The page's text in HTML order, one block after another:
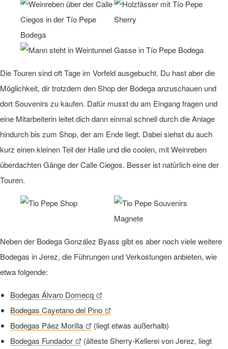
Die Touren sind oft Tage im Vorfeld ausgebucht. Du hast aber die
Möglichkeit, dir trotzdem den Shop der Bodega anzuschauen und
dort Souvenirs zu kaufen. Dafür musst du am Eingang fragen und
eine Mitarbeiterin leitet dich dann einmal schnell durch die Anlage
hindurch bis zum Shop, der am Ende liegt. Dabei siehst du auch
kurz einen kleinen Teil der Halle und die coolen, mit Weinreben
überdachten Gänge der Calle Ciegos. Besser ist natürlich eine der
Touren.
Neben der Bodega González Byass gibt es aber noch viele weitere
Bodegas in Jerez, die Führungen und Verkostungen anbieten, wie
etwa folgende:
Bodegas Álvaro Domecq
Bodegas Cayetano del Pino
Bodegas Páez Morilla
(liegt etwas außerhalb)
Bodegas Fundador
(älteste Sherry-Kellerei von Jerez, liegt